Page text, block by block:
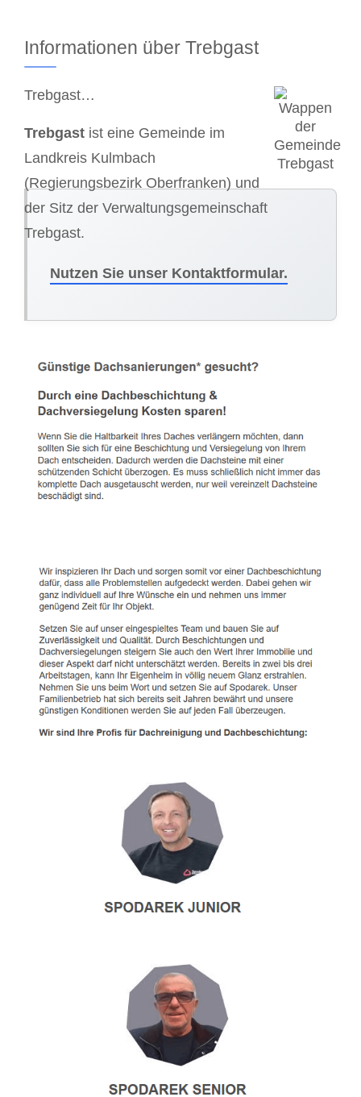
Informationen über Trebgast
Trebgast…
Trebgast ist eine Gemeinde im
Landkreis Kulmbach
(Regierungsbezirk Oberfranken) und
der Sitz der Verwaltungsgemeinschaft
Trebgast.
Nutzen Sie unser Kontaktformular.